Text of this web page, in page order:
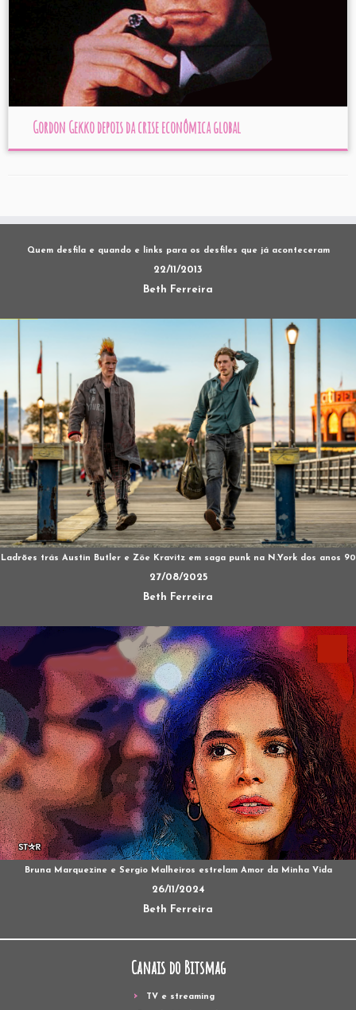
Gordon Gekko depois da crise econômica global
Quem desfila e quando e links para os desfiles que já aconteceram
22/11/2013
Beth Ferreira
Ladrões trás Austin Butler e Zöe Kravitz em saga punk na N.York dos anos 90
27/08/2025
Beth Ferreira
Bruna Marquezine e Sergio Malheiros estrelam Amor da Minha Vida
26/11/2024
Beth Ferreira
Canais do Bitsmag
TV e streaming